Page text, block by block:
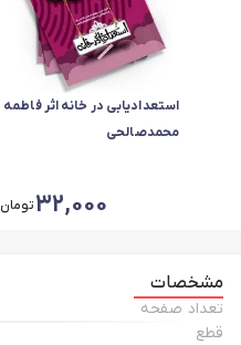
استعدادیابی در خانه اثر فاطمه
محمدصالحی
32,000تومان
مشخصات
تعداد صفحه
قطع